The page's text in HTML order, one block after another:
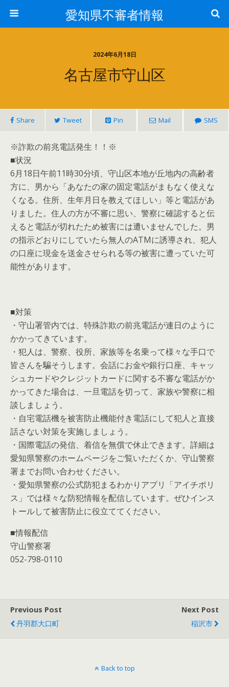
愛知県不審者情報
2024年6月18日
名古屋市守山区
Share Tweet Pin Mail SMS
※詐欺の前兆電話発生！！※
■状況
6月18日午前11時30分頃、守山区本地が丘地内の高齢者
方に、男から「あなたの家の固定電話がまもなく使えな
くなる。住所、生年月日を教えてほしい」等と電話があ
りました。住人の方が不審に思い、警察に確認すると伝
えると電話が切れたため被害には遭いませんでした。男
の指示どおりにしていたら無人のATMに誘導され、犯人
の口座に現金を送金させられる等の被害に遭っていた可
能性があります。
■対策
・守山署管内では、特殊詐欺の前兆電話が連日のように
かかってきています。
・犯人は、警察、役所、家族等を名乗って様々な手口で
皆さんを騙そうします。会話にお金や銀行口座、キャッ
シュカードやクレジットカードに関する不審な電話がか
かってきた場合は、一旦電話を切って、家族や警察に相
談しましょう。
・自宅電話機を被害防止機能付き電話にして犯人と直接
話さない対策を実施しましょう。
・国際電話の発信、着信を無償で休止できます。詳細は
愛知県警察のホームページをご覧いただくか、守山警察
署までお問い合わせください。
・愛知県警察の公式防犯まるわかりアプリ「アイチポリ
ス」では様々な防犯情報を配信しています。ぜひインス
トールして被害防止に役立ててください。
■情報配信
守山警察署
052-798-0110
Previous Post
丹羽郡大口町
Next Post
稲沢市
Back to top